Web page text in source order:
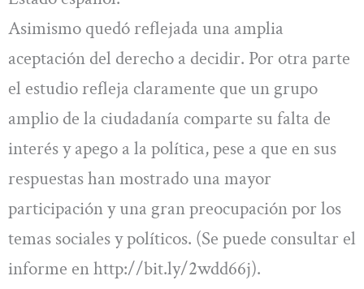
Asimismo quedó reflejada una amplia
aceptación del derecho a decidir. Por otra parte
el estudio refleja claramente que un grupo
amplio de la ciudadanía comparte su falta de
interés y apego a la política, pese a que en sus
respuestas han mostrado una mayor
participación y una gran preocupación por los
temas sociales y políticos. (Se puede consultar el
informe en http://bit.ly/2wdd66j).